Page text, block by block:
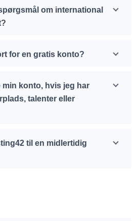
om international
for en gratis konto?
min konto, hvis jeg har
talenter eller
til en midlertidig